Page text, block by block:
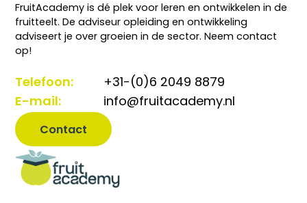
FruitAcademy is dé plek voor leren en ontwikkelen in de
fruitteelt. De adviseur opleiding en ontwikkeling
adviseert je over groeien in de sector. Neem contact
op!
Telefoon:
+31-(0)6 2049 8879
E-mail:
info@fruitacademy.nl
Contact